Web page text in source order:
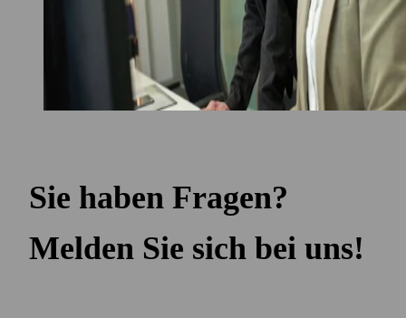
Sie haben Fragen?
Melden Sie sich bei uns!